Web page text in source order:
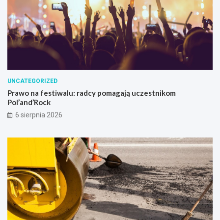
UNCATEGORIZED
Prawo na festiwalu: radcy pomagają uczestnikom
Pol’and’Rock
6 sierpnia 2026